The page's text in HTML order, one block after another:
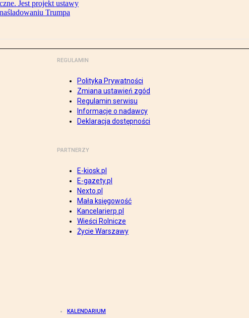
Jest projekt ustawy
Trumpa
REGULAMIN
Polityka Prywatności
Zmiana ustawień zgód
Regulamin serwisu
Informacje o nadawcy
Deklaracja dostępności
PARTNERZY
E-kiosk.pl
E-gazety.pl
Nexto.pl
Mała księgowość
Kancelarierp.pl
Wieści Rolnicze
Życie Warszawy
KALENDARIUM